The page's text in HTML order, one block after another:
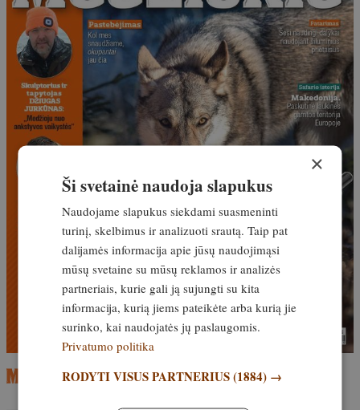
×
Ši svetainė naudoja slapukus
Naudojame slapukus siekdami suasmeninti
turinį, skelbimus ir analizuoti srautą. Taip pat
dalijamės informacija apie jūsų naudojimąsi
mūsų svetaine su mūsų reklamos ir analizės
partneriais, kurie gali ją sujungti su kita
informacija, kurią jiems pateikėte arba kurią jie
surinko, kai naudojatės jų paslaugomis.
Privatumo politika
RODYTI VISUS PARTNERIUS(1884) →